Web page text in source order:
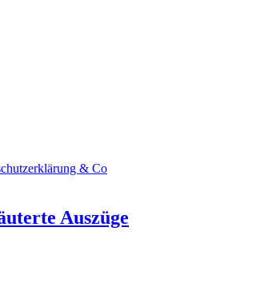
& Co
Auszüge